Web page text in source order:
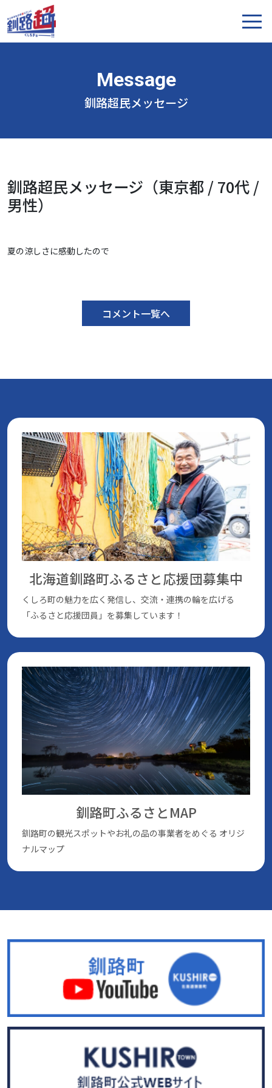
釧路超民メッセージ
釧路超民メッセージ（東京都 / 70代 /
男性）
夏の涼しさに感動したので
コメント一覧へ
北海道釧路町ふるさと応援団募集中
くしろ町の魅⼒を広く発信し、交流・連携の輪を広げる
「ふるさと応援団員」を募集しています！
釧路町ふるさとMAP
釧路町の観光スポットやお礼の品の事業者をめぐる オリジ
ナルマップ